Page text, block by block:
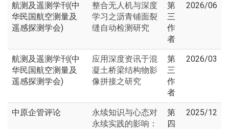
航测及遥测学刊(中
华民国航空测量及
遥感探测学会)
整合无人机与深度
学习之沥青铺面裂
缝自动检测研究
第
三
作
者
2026/06
航测及遥测学刊(中
华民国航空测量及
遥感探测学会)
应用深度资讯于混
凝土桥梁结构物影
像拼接之研究
第
三
作
者
2026/03
中原企管评论
永续知识与心态对
永续实践的影响：
第
四
2025/12